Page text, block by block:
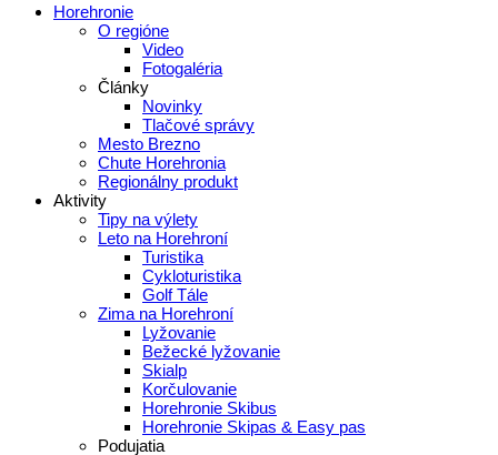
Horehronie
O regióne
Video
Fotogaléria
Články
Novinky
Tlačové správy
Mesto Brezno
Chute Horehronia
Regionálny produkt
Aktivity
Tipy na výlety
Leto na Horehroní
Turistika
Cykloturistika
Golf Tále
Zima na Horehroní
Lyžovanie
Bežecké lyžovanie
Skialp
Korčulovanie
Horehronie Skibus
Horehronie Skipas & Easy pas
Podujatia